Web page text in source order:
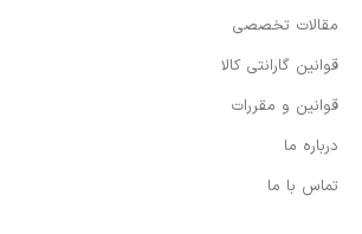
مقالات تخصصی
قوانین گارانتی کالا
قوانین و مقررات
درباره ما
تماس با ما